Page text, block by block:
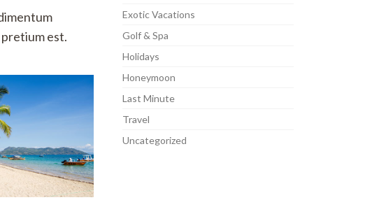
est.
Exotic Vacations
Golf & Spa
Holidays
Honeymoon
Last Minute
Travel
Uncategorized